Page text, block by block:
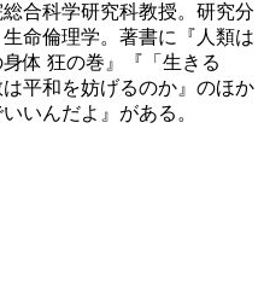
合科学研究科教授。研究分
命倫理学。著書に『人類は
体 狂の巻』『「生きる
平和を妨げるのか』のほか
いんだよ』がある。